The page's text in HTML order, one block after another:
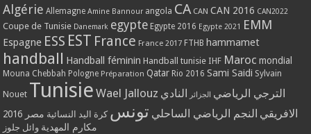
Algérie Allemagne Amine Bannour angola CA CAN CAN 2016 CAN2022
Coupe de Tunisie Danemark egypte Egypte 2016 Egypte 2021 EMM
Espagne ESS EST France France 2017 FTHB hammamet
handball Handball féminin Handball tunisie IHF Maroc mondial
Mouna Chebbah Pologne Préparation Qatar Rio 2016 Sami Saidi Sylvain
Nouet Tunisie Wael Jallouz الترجي الرياضي الجزائر
النادي
الافريقي النجم الرياضي الساحلي تونس كرة اليد النسائية مصر 2016
مكارم المهدية وائل جلوز